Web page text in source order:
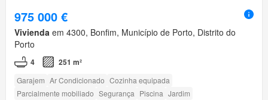
975 000 €
Vivienda em 4300, Bonfim, Município de Porto, Distrito do
Porto
4 251 m²
Garajem Ar Condicionado Cozinha equipada
Parcialmente mobiliado Segurança Piscina Jardim